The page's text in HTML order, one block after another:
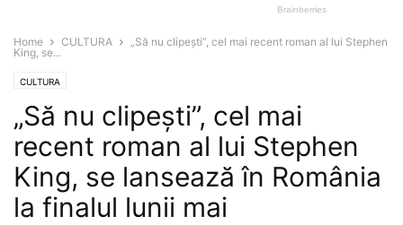
Home CULTURA
„Să nu clipești”, cel mai recent roman al lui Stephen
King, se...
CULTURA
„Să nu clipești”, cel mai
recent roman al lui Stephen
King, se lansează în România
la finalul lunii mai